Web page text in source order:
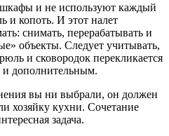
и не используют каждый
и копоть. И этот налет
снимать, перерабатывать и
объекты. Следует учитывать,
и сковородок перекликается
и дополнительным.
вы ни выбрали, он должен
хозяйку кухни. Сочетание
задача.